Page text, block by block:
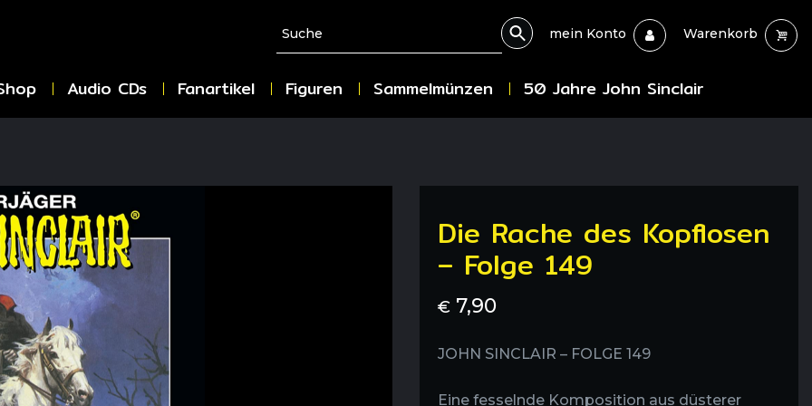
mein Konto Warenkorb
Audio CDs Fanartikel Figuren Sammelmünzen 50 Jahre John Sinclair
Die Rache des Kopflosen
– Folge 149
€ 7,90
JOHN SINCLAIR – FOLGE 149
Eine fesselnde Komposition aus düsterer